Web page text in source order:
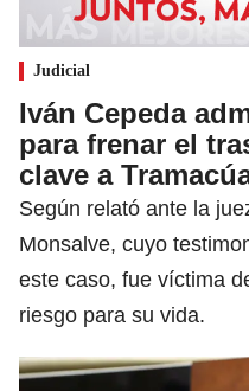
Judicial
Iván Cepeda
para frenar el
clave a
Según relató ante la
Monsalve, cuyo
este caso, fue víctima
riesgo para su vida.